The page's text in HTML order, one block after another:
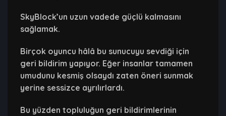
SkyBlock’un uzun vadede güçlü kalmasını
sağlamak.
Birçok oyuncu hâlâ bu sunucuyu sevdiği için
geri bildirim yapıyor. Eğer insanlar tamamen
umudunu kesmiş olsaydı zaten öneri sunmak
yerine sessizce ayrılırlardı.
Bu yüzden topluluğun geri bildirimlerinin